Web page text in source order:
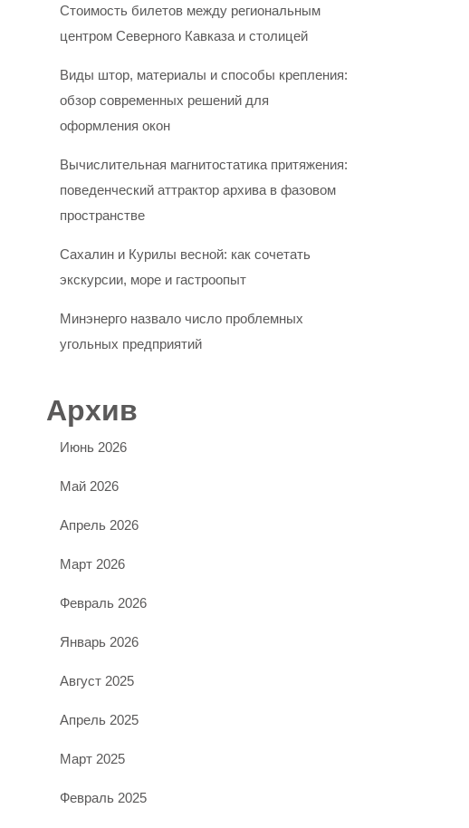
Стоимость билетов между региональным
центром Северного Кавказа и столицей
Виды штор, материалы и способы крепления:
обзор современных решений для
оформления окон
Вычислительная магнитостатика притяжения:
поведенческий аттрактор архива в фазовом
пространстве
Сахалин и Курилы весной: как сочетать
экскурсии, море и гастроопыт
Минэнерго назвало число проблемных
угольных предприятий
Архив
Июнь 2026
Май 2026
Апрель 2026
Март 2026
Февраль 2026
Январь 2026
Август 2025
Апрель 2025
Март 2025
Февраль 2025